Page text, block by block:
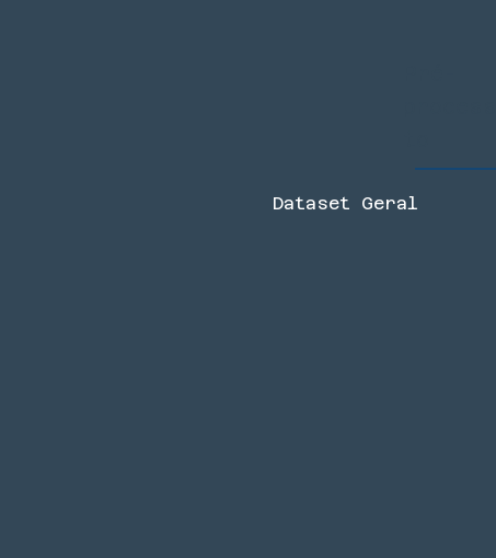
Dataset Geral